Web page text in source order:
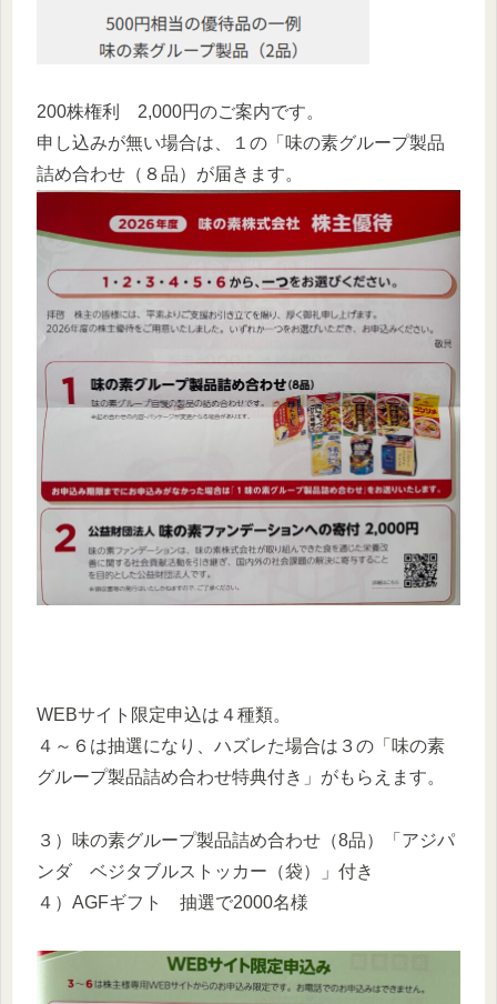
200株権利 2,000円のご案内です。
申し込みが無い場合は、１の「味の素グループ製品
詰め合わせ（８品）が届きます。
WEBサイト限定申込は４種類。
４～６は抽選になり、ハズレた場合は３の「味の素
グループ製品詰め合わせ特典付き」がもらえます。
３）味の素グループ製品詰め合わせ（8品）「アジパ
ンダ ベジタブルストッカー（袋）」付き
４）AGFギフト 抽選で2000名様